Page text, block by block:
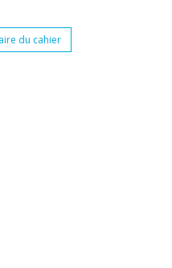
du cahier